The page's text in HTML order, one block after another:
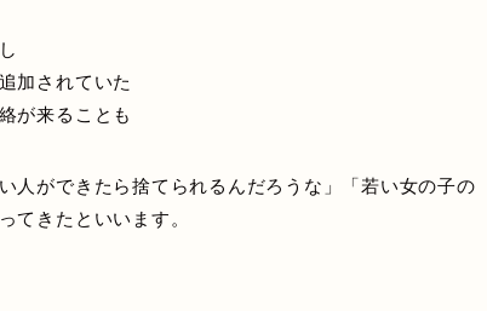
加されていた
が来ることも
人ができたら捨てられるんだろうな」「若い女の子の
きたといいます。